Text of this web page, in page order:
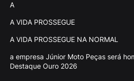
A
A VIDA PROSSEGUE
A VIDA PROSSEGUE NA NORMAL
a empresa Júnior Moto Peças será
Destaque Ouro 2026